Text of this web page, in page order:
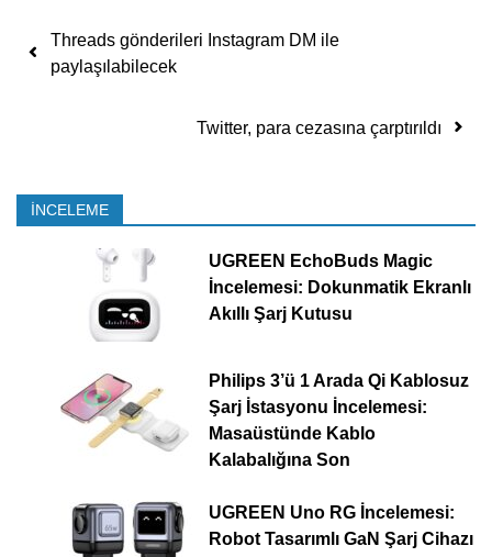
Yazı dolaşımı
Threads gönderileri Instagram DM ile
paylaşılabilecek
Twitter, para cezasına çarptırıldı
İNCELEME
UGREEN EchoBuds Magic
İncelemesi: Dokunmatik Ekranlı
Akıllı Şarj Kutusu
Philips 3’ü 1 Arada Qi Kablosuz
Şarj İstasyonu İncelemesi:
Masaüstünde Kablo
Kalabalığına Son
UGREEN Uno RG İncelemesi:
Robot Tasarımlı GaN Şarj Cihazı